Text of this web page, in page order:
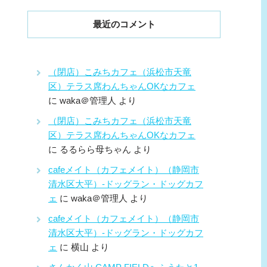
最近のコメント
（閉店）こみちカフェ（浜松市天竜
区）テラス席わんちゃんOKなカフェ
に waka＠管理人 より
（閉店）こみちカフェ（浜松市天竜
区）テラス席わんちゃんOKなカフェ
に るるらら母ちゃん より
cafeメイト（カフェメイト）（静岡市
清水区大平）-ドッグラン・ドッグカフ
ェ に waka＠管理人 より
cafeメイト（カフェメイト）（静岡市
清水区大平）-ドッグラン・ドッグカフ
ェ に 横山 より